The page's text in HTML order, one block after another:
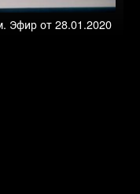
Эфир от 28.01.2020